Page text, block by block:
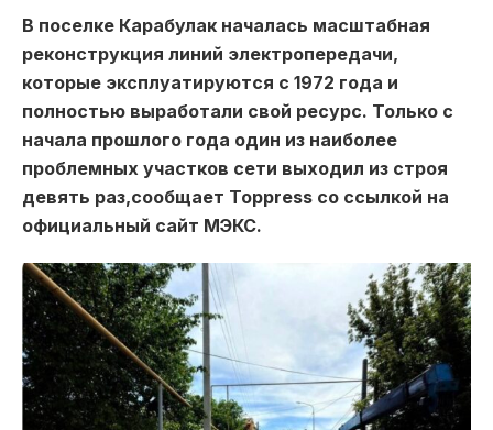
В поселке Карабулак началась масштабная
реконструкция линий электропередачи,
которые эксплуатируются с 1972 года и
полностью выработали свой ресурс. Только с
начала прошлого года один из наиболее
проблемных участков сети выходил из строя
девять раз,сообщает Toppress со ссылкой на
официальный сайт МЭКС.